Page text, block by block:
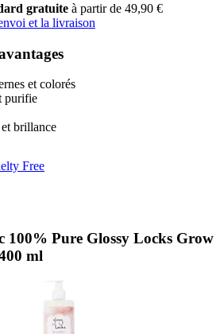
gratuite à partir de 49,90 €
et la livraison
et colorés
purifie
brillance
Free
100% Pure Glossy Locks Grow
ml